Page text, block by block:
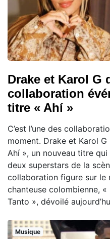
Drake et Karol G
collaboration
titre « Ahí »
C’est l’une des
moment. Drake et Karol
Ahí », un nouveau titre
deux superstars de la
collaboration figure sur le
chanteuse colombienne,
Tanto », dévoilé
Musique